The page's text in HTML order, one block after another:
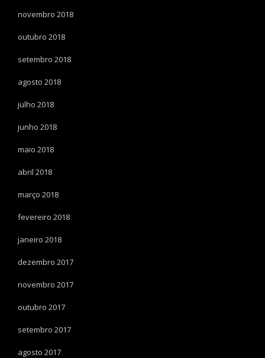
novembro 2018
outubro 2018
setembro 2018
agosto 2018
julho 2018
junho 2018
maio 2018
abril 2018
março 2018
fevereiro 2018
janeiro 2018
dezembro 2017
novembro 2017
outubro 2017
setembro 2017
agosto 2017